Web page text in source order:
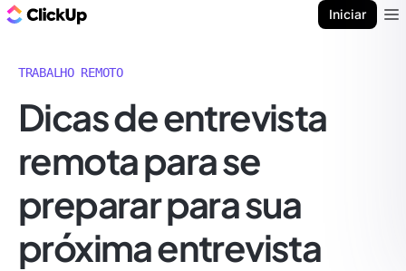
Iniciar
TRABALHO REMOTO
Dicas de entrevista
remota para se
preparar para sua
próxima entrevista